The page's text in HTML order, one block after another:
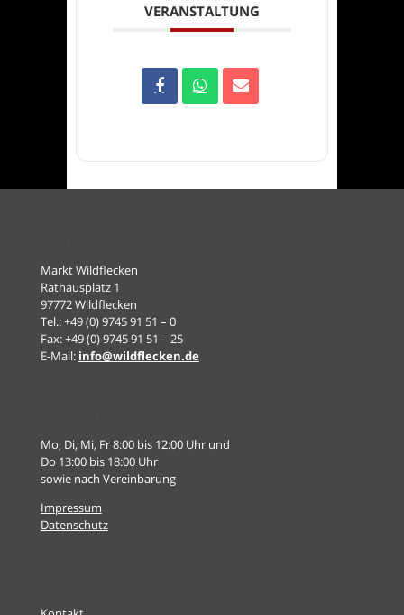
VERANSTALTUNG
Markt Wildflecken
Rathausplatz 1
97772 Wildflecken
Tel.: +49 (0) 9745 91 51 – 0
Fax: +49 (0) 9745 91 51 – 25
E-Mail: info@wildflecken.de
Mo, Di, Mi, Fr 8:00 bis 12:00 Uhr und
Do 13:00 bis 18:00 Uhr
sowie nach Vereinbarung
Impressum
Datenschutz